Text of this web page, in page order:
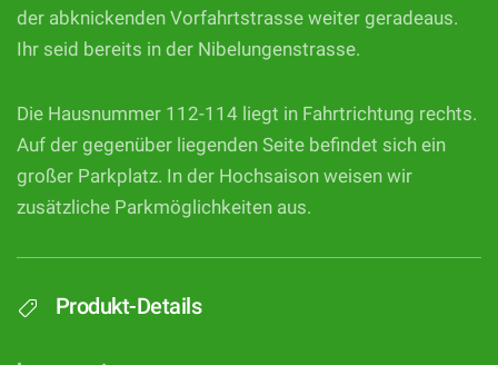
der abknickenden Vorfahrtstrasse weiter geradeaus.
Ihr seid bereits in der Nibelungenstrasse.
Die Hausnummer 112-114 liegt in Fahrtrichtung rechts.
Auf der gegenüber liegenden Seite befindet sich ein
großer Parkplatz. In der Hochsaison weisen wir
zusätzliche Parkmöglichkeiten aus.
Produkt-Details